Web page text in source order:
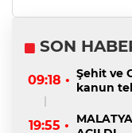
SON
09:18 • Şehit ve
kanun
19:55 •